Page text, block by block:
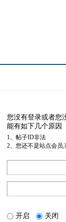
您没有登录或者您
能有如下几个原因
1、帖子ID非法
2、您还不是站点会员
开启 关闭